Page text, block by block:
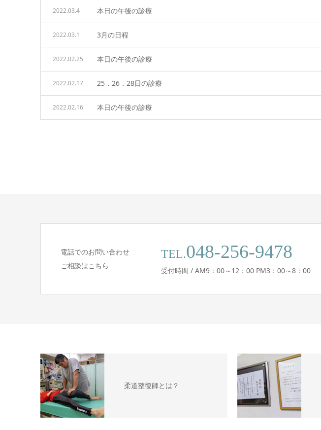
本日の午後の診療
2022.03.4
3月の日程
2022.03.1
本日の午後の診療
2022.02.25
25．26．28日の診療
2022.02.17
本日の午後の診療
2022.02.16
電話でのお問い合わせ
ご相談はこちら
TEL.048-256-9478
受付時間 / AM9：00～12：00 PM3：00～8：00
柔道整復師とは？